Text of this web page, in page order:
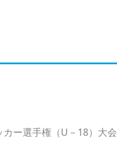
ー選手権（U－18）大会